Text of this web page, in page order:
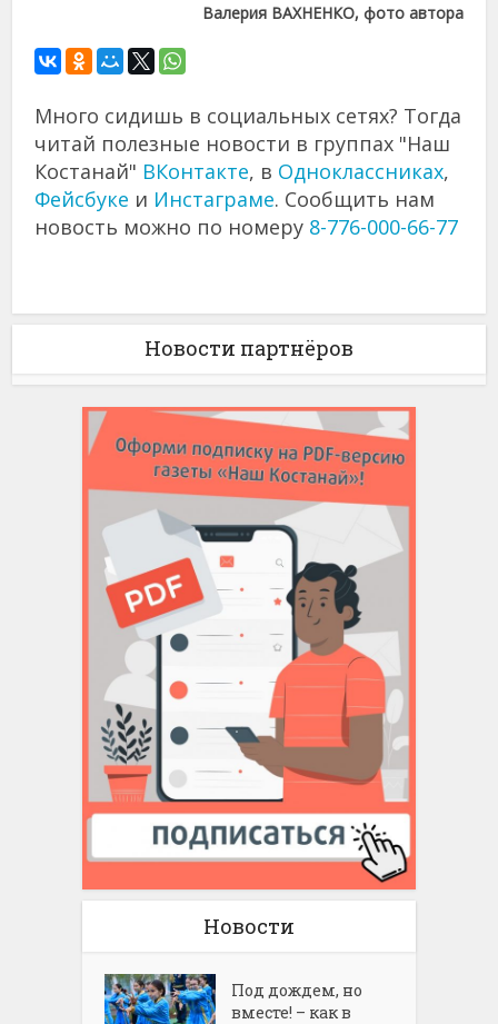
Валерия ВАХНЕНКО, фото автора
Много сидишь в социальных сетях? Тогда
читай полезные новости в группах "Наш
Костанай" ВКонтакте, в Одноклассниках,
Фейсбуке и Инстаграме. Сообщить нам
новость можно по номеру 8-776-000-66-77
Новости партнёров
Новости
Под дождем, но
вместе! – как в